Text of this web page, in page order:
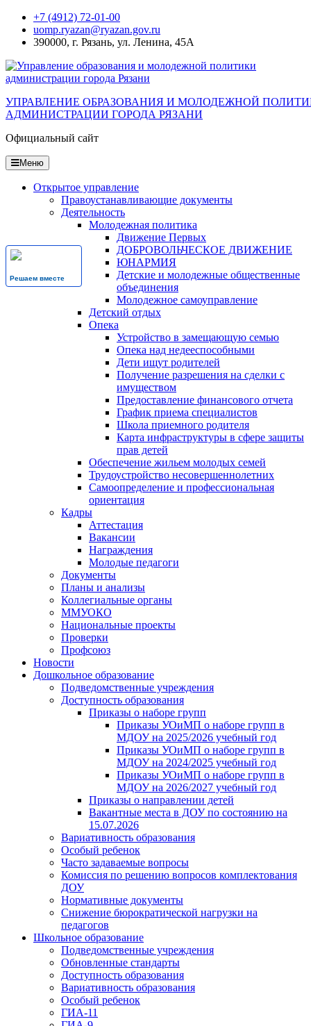
Перейти
содержанию
+7 (4912) 72-01-00
uomp.ryazan@ryazan.gov.ru
390000, г. Рязань, ул. Ленина, 45А
Решаем вместе
УПРАВЛЕНИЕ ОБРАЗОВАНИЯ И МОЛОДЕЖНОЙ
АДМИНИСТРАЦИИ ГОРОДА РЯЗАНИ
Официальный сайт
Меню
Открытое управление
Правоустанавливающие документы
Деятельность
Молодежная политика
Движение Первых
ДОБРОВОЛЬЧЕСКОЕ ДВИЖЕНИЕ
ЮНАРМИЯ
Детские и молодежные общественные
объединения
Молодежное самоуправление
Детский отдых
Опека
Устройство в замещающую семью
Опека над недееспособными
Дети ищут родителей
Получение разрешения на сделки с
имуществом
Предоставление финансового отчета
График приема специалистов
Школа приемного родителя
Карта инфраструктуры в сфере защиты
прав детей
Обеспечение жильем молодых семей
Трудоустройство несовершеннолетних
Самоопределение и профессиональная
ориентация
Кадры
Аттестация
Вакансии
Награждения
Молодые педагоги
Документы
Планы и анализы
Коллегиальные органы
ММУОКО
Национальные проекты
Проверки
Профсоюз
Новости
Дошкольное образование
Подведомственные учреждения
Доступность образования
Приказы о наборе групп
Приказы УОиМП о наборе групп в
МДОУ на 2025/2026 учебный год
Приказы УОиМП о наборе групп в
МДОУ на 2024/2025 учебный год
Приказы УОиМП о наборе групп в
МДОУ на 2026/2027 учебный год
Приказы о направлении детей
Вакантные места в ДОУ по состоянию на
15.07.2026
Вариативность образования
Особый ребенок
Часто задаваемые вопросы
Комиссия по решению вопросов комплектования
ДОУ
Нормативные документы
Снижение бюрократической нагрузки на
педагогов
Школьное образование
Подведомственные учреждения
Обновленные стандарты
Доступность образования
Вариативность образования
Особый ребенок
ГИА-11